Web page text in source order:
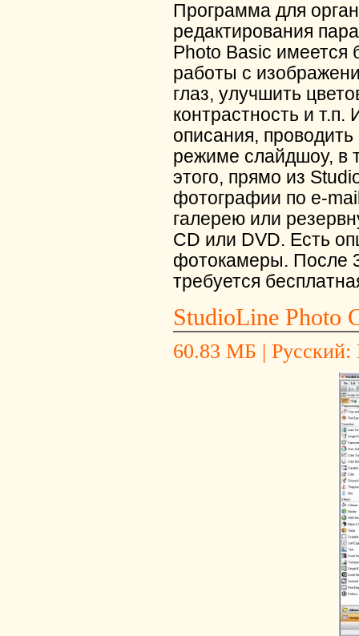
Программа для
редактирования
Photo Basic имеется
работы с
глаз, улучшить
контрастность и
описания,
режиме слайдшоу, в
этого, прямо из
фотографии по e-
галерею или
CD или DVD. Есть
фотокамеры. После
требуется
StudioLine Photo
60.83 МБ | Русский: